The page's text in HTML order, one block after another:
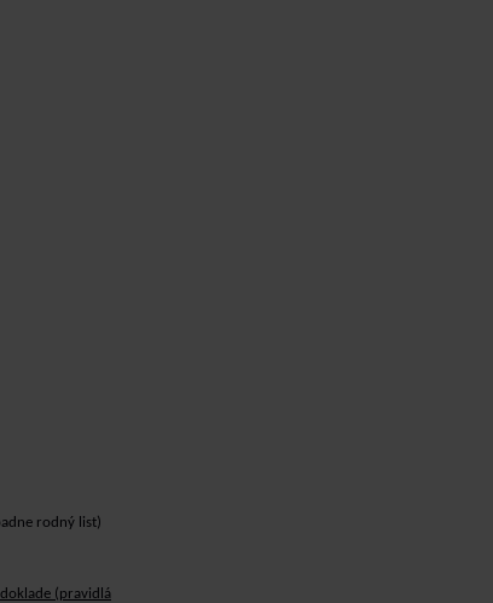
rodný list)
(pravidlá